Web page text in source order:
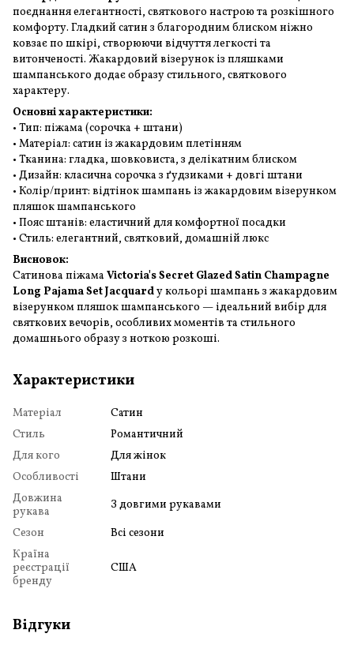
поєднання елегантності, святкового настрою та розкішного
комфорту. Гладкий сатин з благородним блиском ніжно
ковзає по шкірі, створюючи відчуття легкості та
витонченості. Жакардовий візерунок із пляшками
шампанського додає образу стильного, святкового
характеру.
Основні характеристики:
• Тип: піжама (сорочка + штани)
• Матеріал: сатин із жакардовим плетінням
• Тканина: гладка, шовковиста, з делікатним блиском
• Дизайн: класична сорочка з ґудзиками + довгі штани
• Колір/принт: відтінок шампань із жакардовим візерунком
пляшок шампанського
• Пояс штанів: еластичний для комфортної посадки
• Стиль: елегантний, святковий, домашній люкс
Висновок:
Сатинова піжама Victoria's Secret Glazed Satin Champagne
Long Pajama Set Jacquardу кольорі шампань з жакардовим
візерунком пляшок шампанського — ідеальний вибір для
святкових вечорів, особливих моментів та стильного
домашнього образу з ноткою розкоші.
Характеристики
Матеріал
Сатин
Стиль
Романтичний
Для кого
Для жінок
Особливості
Штани
Довжина
рукава
З довгими рукавами
Сезон
Всі сезони
Країна
реєстрації
бренду
США
Відгуки